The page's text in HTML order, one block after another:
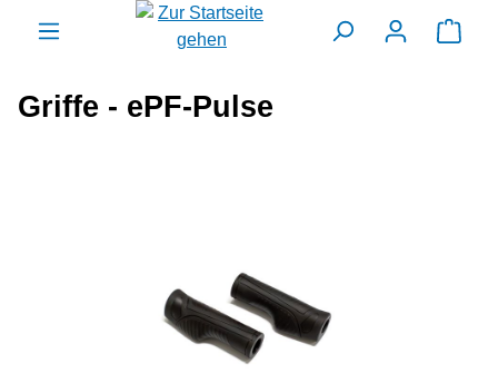
springen
Griffe - ePF-Pulse